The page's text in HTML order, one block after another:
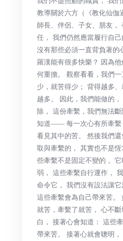
教導關於六方（《教化仙伽
師長、伴侶、子女、朋友，
任， 我們仍然應當履行自
沒有那些必須一直背負著的心的負
羅漢能有很多快樂？ 因為
何重擔。 觀察看看，我們
少，就苦得少； 背得越多
越多。 因此，我們能做的， 並不是把牽繫斷
除， 這份牽繫，我們無法
知道—— 每一次心有所牽繫
看見其中的苦。 然後我們還會看到： 我們所執
取與牽繫的， 其實也不是
些牽繫不是固定不變的，
弱， 這些牽繫自行運作，
命令它， 我們沒有設法讓它
這些牽繫會為自己帶來苦。 如實看到： 牽繫了
就苦，牽繫了就苦， 心不
白， 接著心會知道： 這些
帶來苦。 接著心就會聰明